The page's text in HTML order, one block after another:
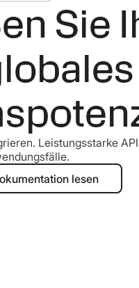
Sie
Leistungsstarke
Dokumentation lesen
lesen